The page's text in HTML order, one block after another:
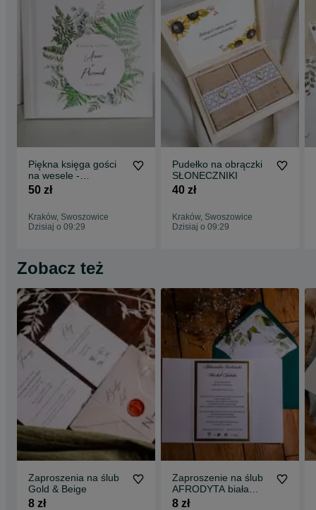
Piękna księga gości
na wesele -
PAPROCIE
50 zł
Kraków, Swoszowice
Dzisiaj o 09:29
Pudełko na obrączki
SŁONECZNIKI
40 zł
Kraków, Swoszowice
Dzisiaj o 09:29
Zobacz też
Zaproszenia na ślub
Gold & Beige
8 zł
Zaproszenie na ślub
AFRODYTA biała
eustoma
8 zł